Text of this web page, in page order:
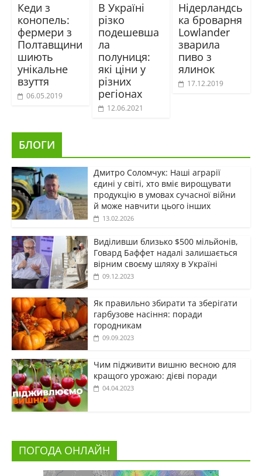
Кеди з
конопель:
фермери з
Полтавщини
шиють
унікальне
взуття
06.05.2019
В Україні
різко
подешевша
ла
полуниця:
які ціни у
різних
регіонах
12.06.2021
Нідерландсь
ка броварня
Lowlander
зварила
пиво з
ялинок
17.12.2019
БЛОГИ
Дмитро Соломчук: Наші аграрії
єдині у світі, хто вміє вирощувати
продукцію в умовах сучасної війни
й може навчити цього інших
13.02.2026
Виділивши близько $500 мільйонів,
Говард Баффет надалі залишається
вірним своєму шляху в Україні
09.12.2023
Як правильно збирати та зберігати
гарбузове насіння: поради
городникам
09.09.2023
Чим підживити вишню весною для
кращого урожаю: дієві поради
04.04.2023
ПОГОДА ОНЛАЙН